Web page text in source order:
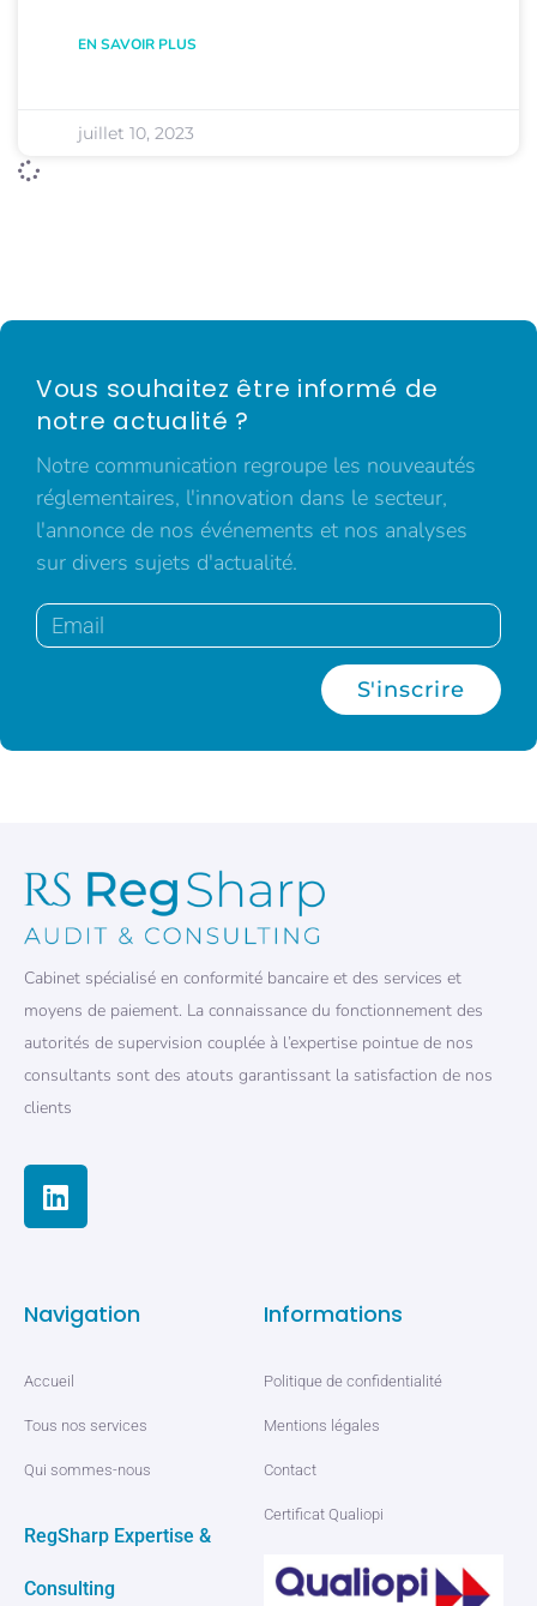
EN SAVOIR PLUS
juillet 10, 2023
Vous souhaitez être informé de
notre actualité ?
Notre communication regroupe les nouveautés
réglementaires, l'innovation dans le secteur,
l'annonce de nos événements et nos analyses
sur divers sujets d'actualité.
S'inscrire
Cabinet spécialisé en conformité bancaire et des services et
moyens de paiement. La connaissance du fonctionnement des
autorités de supervision couplée à l’expertise pointue de nos
consultants sont des atouts garantissant la satisfaction de nos
clients
Navigation
Accueil
Tous nos services
Qui sommes-nous
RegSharp Expertise &
Consulting
Informations
Politique de confidentialité
Mentions légales
Contact
Certificat Qualiopi